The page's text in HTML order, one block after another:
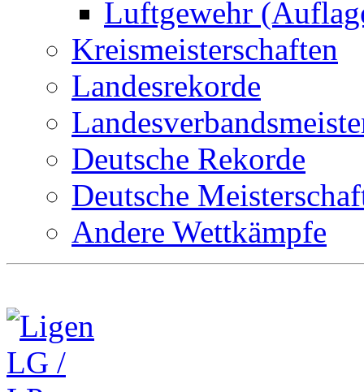
Luftgewehr
Kreismeisterschaften
Landesrekorde
Deutsche Rekorde
Deutsche
Andere Wettkämpfe